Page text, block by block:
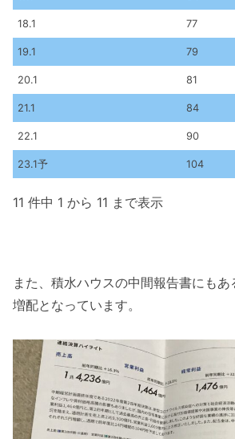
18.1 77
19.1 79
20.1 81
21.1 84
22.1 90
23.1予 104
11 件中 1 から 11 まで表示
また、積水ハウスの中間報告書にも
増配となっています。